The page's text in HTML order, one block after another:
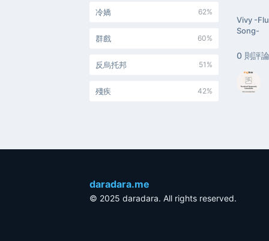
冷嬌 62%
群戲 60%
反烏托邦 51%
殘疾 42%
Vivy -
Song-
0 則評論
daradara.me
© 2025 daradara. All rights reserved.